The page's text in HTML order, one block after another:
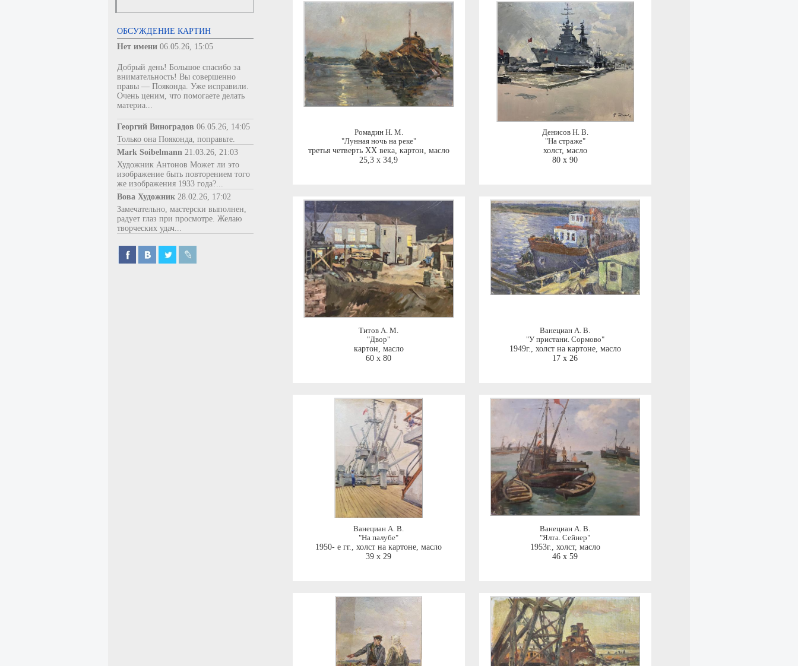
ОБСУЖДЕНИЕ КАРТИН
Нет имени 06.05.26, 15:05
Добрый день! Большое спасибо за
внимательность! Вы совершенно
правы — Пояконда. Уже исправили.
Очень ценим, что помогаете делать
материа...
Георгий Виноградов 06.05.26, 14:05
Только она Пояконда, поправьте.
Mark Soibelmann 21.03.26, 21:03
Художник Антонов Может ли это
изображение быть повторением того
же изображения 1933 года?...
Вова Художник 28.02.26, 17:02
Замечательно, мастерски выполнен,
радует глаз при просмотре. Желаю
творческих удач...
Ромадин Н. М.
"Лунная ночь на реке"
третья четверть ХХ века, картон, масло
25,3 x 34,9
Денисов Н. В.
"На страже"
холст, масло
80 x 90
Титов А. М.
"Двор"
картон, масло
60 x 80
Ванециан А. В.
"У пристани. Сормово"
1949г., холст на картоне, масло
17 x 26
Ванециан А. В.
"На палубе"
1950- е гг., холст на картоне, масло
39 x 29
Ванециан А. В.
"Ялта. Сейнер"
1953г., холст, масло
46 x 59